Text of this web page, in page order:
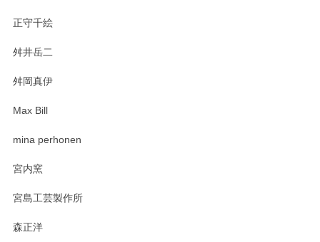
おかけしました。 ありがとうございます。
正守千絵
舛井岳二
舛岡真伊
Max Bill
mina perhonen
宮内窯
宮島工芸製作所
森正洋